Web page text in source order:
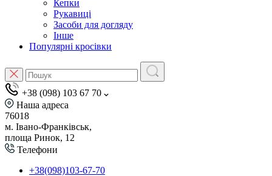
Кепки
Рукавиці
Засоби для догляду
Інше
Популярні кросівки
+38 (098) 103 67 70
Наша адреса
76018
м. Івано-Франківськ,
площа Ринок, 12
Телефони
+38(098)103-67-70